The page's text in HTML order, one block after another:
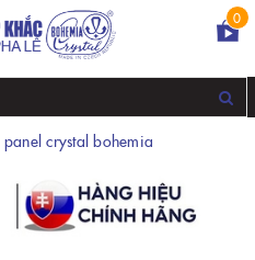
0
crystal bohemia